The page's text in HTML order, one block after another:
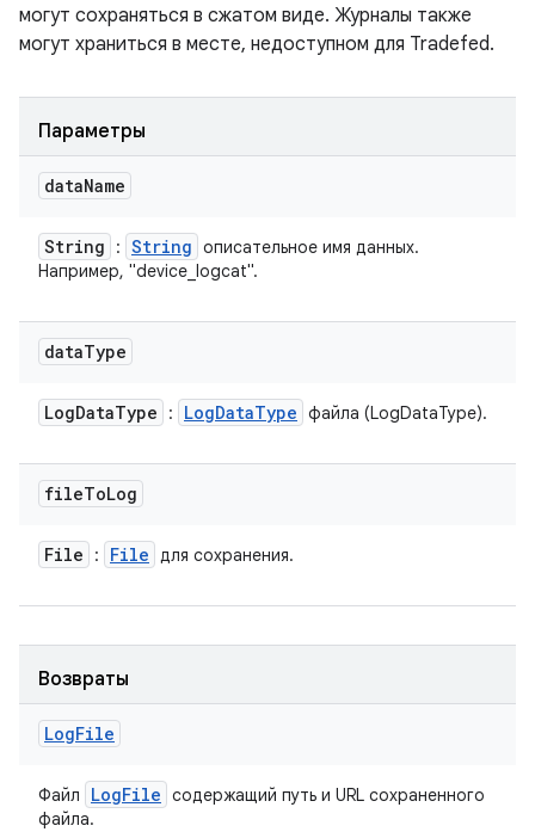
могут сохраняться в сжатом виде. Журналы также
могут храниться в месте, недоступном для Tradefed.
Параметры
dataName
String : String описательное имя данных.
Например, "device_logcat".
dataType
LogDataType : LogDataType файла (LogDataType).
fileToLog
File : File для сохранения.
Возвраты
LogFile
Файл LogFile содержащий путь и URL сохраненного
файла.